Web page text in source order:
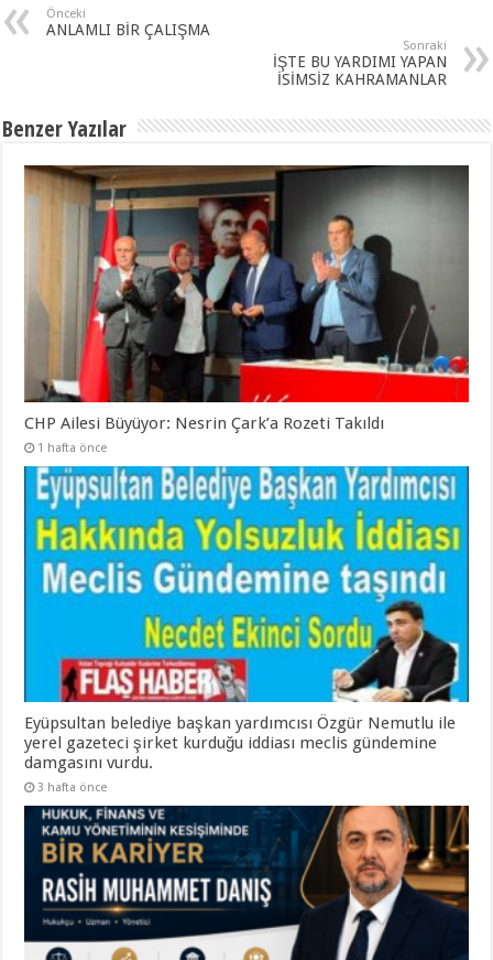
Önceki
ANLAMLI BİR ÇALIŞMA
Sonraki
İŞTE BU YARDIMI YAPAN
İSİMSİZ KAHRAMANLAR
Benzer Yazılar
CHP Ailesi Büyüyor: Nesrin Çark’a Rozeti Takıldı
1 hafta önce
Eyüpsultan belediye başkan yardımcısı Özgür Nemutlu ile
yerel gazeteci şirket kurduğu iddiası meclis gündemine
damgasını vurdu.
3 hafta önce